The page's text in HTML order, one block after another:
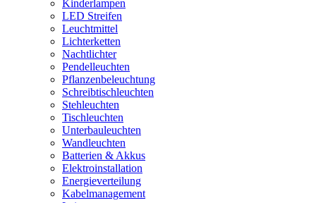
Kinderlampen
LED Streifen
Leuchtmittel
Lichterketten
Nachtlichter
Pendelleuchten
Pflanzenbeleuchtung
Schreibtischleuchten
Stehleuchten
Tischleuchten
Unterbauleuchten
Wandleuchten
Batterien & Akkus
Elektroinstallation
Energieverteilung
Kabelmanagement